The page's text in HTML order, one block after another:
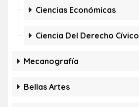
Ciencias Económicas
Ciencia Del Derecho Cívico
Mecanografía
Bellas Artes